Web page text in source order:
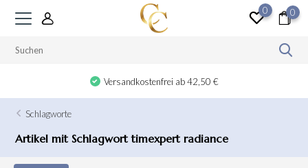
0 0
Versandkostenfrei ab 42,50 €
Schlagworte
Artikel mit Schlagwort timexpert radiance